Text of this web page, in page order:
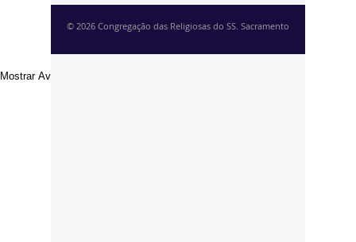
© 2026 Congregação das Religiosas do SS. Sacramento
Mostrar Aviso